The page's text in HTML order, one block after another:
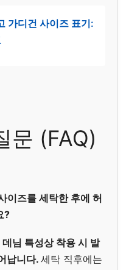
가디건 사이즈 표기:
문 (FAQ)
이즈를 세탁한 후에 허
?
님 특성상 착용 시 발
납니다. 세탁 직후에는